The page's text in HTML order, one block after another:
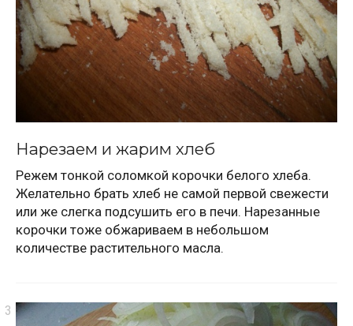
Нарезаем и жарим хлеб
Режем тонкой соломкой корочки белого хлеба.
Желательно брать хлеб не самой первой свежести
или же слегка подсушить его в печи. Нарезанные
корочки тоже обжариваем в небольшом
количестве растительного масла.